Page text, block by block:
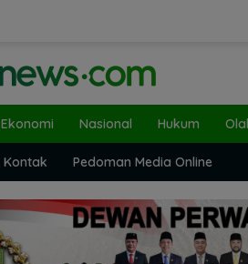
Ekonomi Nasional Hukum
Kontak Pedoman Media Online